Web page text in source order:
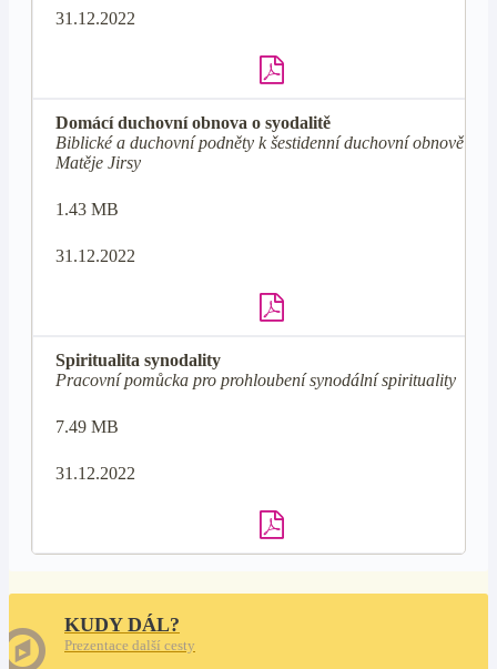
31.12.2022
Domácí duchovní obnova o syodalitě
Biblické a duchovní podněty k šestidenní duchovní obnově od
Matěje Jirsy
1.43 MB
31.12.2022
Spiritualita synodality
Pracovní pomůcka pro prohloubení synodální spirituality
7.49 MB
31.12.2022
KUDY DÁL?
Prezentace další cesty